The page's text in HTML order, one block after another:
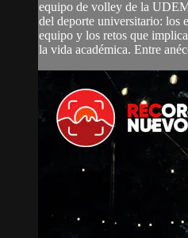
equipo de volley de la
del deporte universitario: los
equipo y los retos que
la vida académica. Entre